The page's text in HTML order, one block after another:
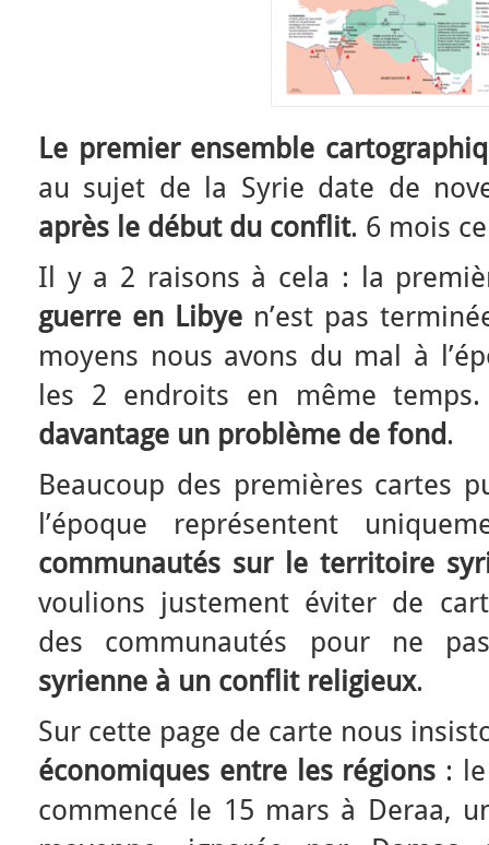
Le premier ensemble
au sujet de la Syrie date de
après le début du conflit. 6 mois
Il y a 2 raisons à cela : la
guerre en Libye n’est pas
moyens nous avons du mal à
les 2 endroits en même
davantage un problème de fond.
Beaucoup des premières cartes
l’époque représentent
communautés sur le territoire
voulions justement éviter de
des communautés pour ne
syrienne à un conflit religieux.
Sur cette page de carte nous
économiques entre les régions :
commencé le 15 mars à Deraa,